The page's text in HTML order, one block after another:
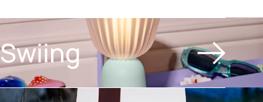
Swiing